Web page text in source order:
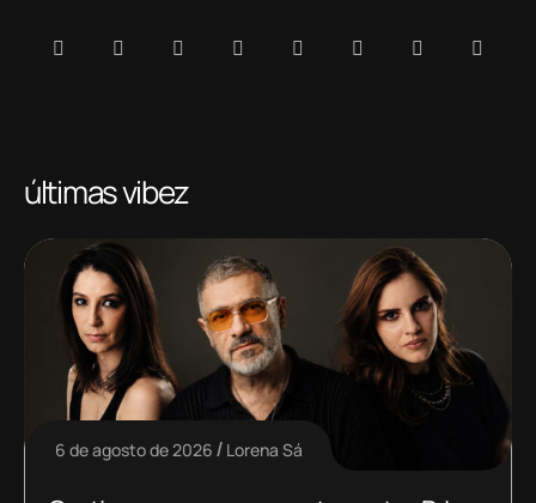
últimas vibez
6 de agosto de 2026 Lorena Sá